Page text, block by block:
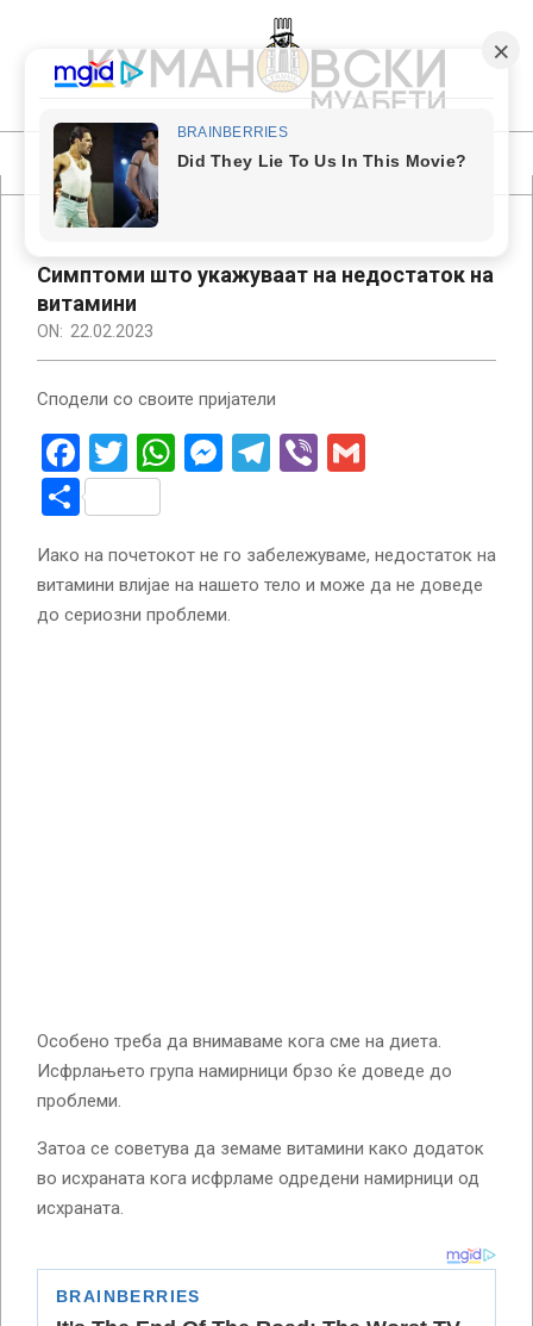
content
КУМАНОВСКИ
МУАБЕТИ
Primary
Navigation
Симптоми што укажуваат на недостаток на
витамини
ON: 22.02.2023
Сподели со своите пријатели
Facebook
Twitter
WhatsApp
Messenger
Telegram
Viber
Share
Иако на почетокот не го забележуваме, недостаток на
витамини влијае на нашето тело и може да не доведе
до сериозни проблеми.
Особено треба да внимаваме кога сме на диета.
Исфрлањето група намирници брзо ќе доведе до
проблеми.
Затоа се советува да земаме витамини како додаток
во исхраната кога исфрламе одредени намирници од
исхраната.